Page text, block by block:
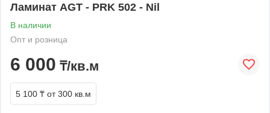
Ламинат AGT - PRK 502 - Nil
В наличии
Опт и розница
6 000 ₸/кв.м
5 100 ₸ от 300 кв.м